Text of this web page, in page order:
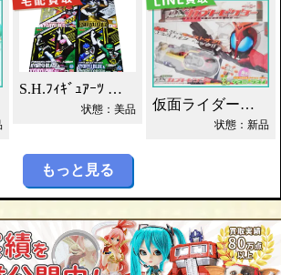
S.H.ﾌｨｷﾞｭｱｰﾂ 獣電戦隊ｷｮｳﾘｭｳｼﾞｬｰ買取！
状態：美品 仮面ライダーカブト DXカブトゼクター買取！
状態：新品
もっと見る